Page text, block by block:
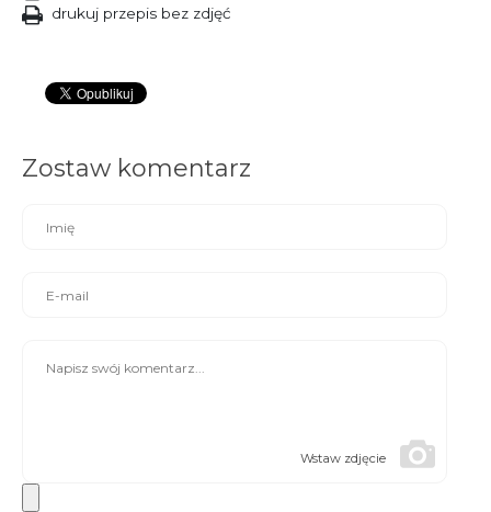
drukuj przepis bez zdjęć
Zostaw komentarz
Wstaw zdjęcie